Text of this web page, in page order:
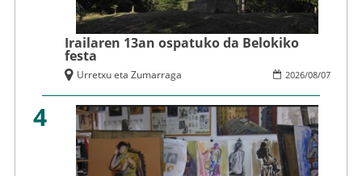
Irailaren 13an ospatuko da Belokiko
festa
2026/08/07
Urretxu eta Zumarraga
4